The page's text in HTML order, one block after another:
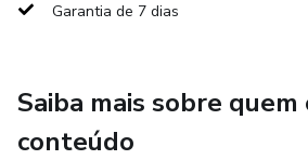
Garantia de 7 dias
Saiba mais sobre quem
conteúdo